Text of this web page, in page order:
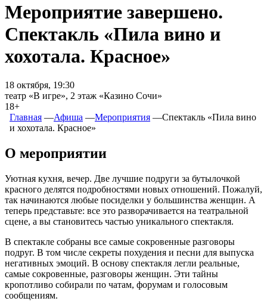
Мероприятие завершено.
Спектакль «Пила вино и
хохотала. Красное»
18 октября, 19:30
театр «В игре», 2 этаж «Казино Сочи»
18+
Главная ―Афиша ―Мероприятия ―Спектакль «Пила вино
и хохотала. Красное»
О мероприятии
Уютная кухня, вечер. Две лучшие подруги за бутылочкой
красного делятся подробностями новых отношений. Пожалуй,
так начинаются любые посиделки у большинства женщин. А
теперь представьте: все это разворачивается на театральной
сцене, а вы становитесь частью уникального спектакля.
В спектакле собраны все самые сокровенные разговоры
подруг. В том числе секреты похудения и песни для выпуска
негативных эмоций. В основу спектакля легли реальные,
самые сокровенные, разговоры женщин. Эти тайны
кропотливо собирали по чатам, форумам и голосовым
сообщениям.